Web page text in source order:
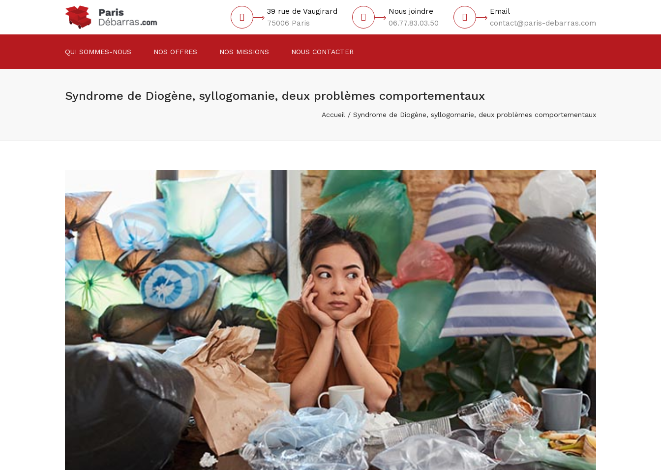
39 rue de Vaugirard
75006 Paris
Nous joindre
06.77.83.03.50
Email
contact@paris-debarras.com
QUI SOMMES-NOUS NOS OFFRES NOS MISSIONS NOUS CONTACTER
Syndrome de Diogène, syllogomanie, deux problèmes comportementaux
Accueil Syndrome de Diogène, syllogomanie, deux problèmes comportementaux